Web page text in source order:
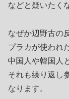
などと疑いたく
なぜか辺野古の
プラカが使われ
中国人や韓国人
それも繰り返し
なります。